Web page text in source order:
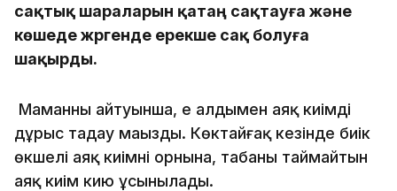
сақтық шараларын қатаң сақтауға және
көшеде жүргенде ерекше сақ болуға
шақырды.
Маманның айтуынша, ең алдымен аяқ киімді
дұрыс таңдау маңызды. Көктайғақ кезінде биік
өкшелі аяқ киімнің орнына, табаны таймайтын
аяқ киім кию ұсынылады.